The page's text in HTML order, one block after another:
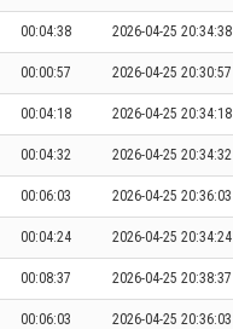
00:04:38 2026-04-25 20:34:38
00:00:57 2026-04-25 20:30:57
00:04:18 2026-04-25 20:34:18
00:04:32 2026-04-25 20:34:32
00:06:03 2026-04-25 20:36:03
00:04:24 2026-04-25 20:34:24
00:08:37 2026-04-25 20:38:37
00:06:03 2026-04-25 20:36:03